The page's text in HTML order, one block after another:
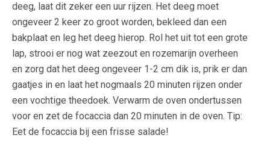
deeg, laat dit zeker een uur rijzen. Het deeg moet
ongeveer 2 keer zo groot worden, bekleed dan een
bakplaat en leg het deeg hierop. Rol het uit tot een grote
lap, strooi er nog wat zeezout en rozemarijn overheen
en zorg dat het deeg ongeveer 1-2 cm dik is, prik er dan
gaatjes in en laat het nogmaals 20 minuten rijzen onder
een vochtige theedoek. Verwarm de oven ondertussen
voor en zet de focaccia dan 20 minuten in de oven. Tip:
Eet de focaccia bij een frisse salade!